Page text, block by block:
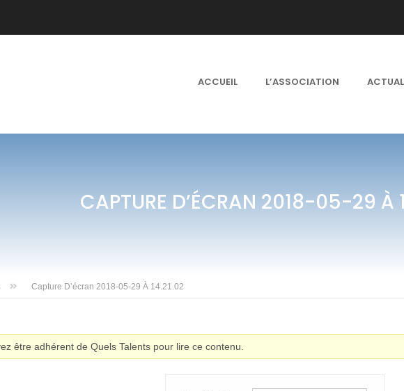
ACCUEIL L’ASSOCIATION
CAPTURE D’ÉCRAN 2018-05-29 À
Capture D’écran 2018-05-29 À 14.21.02
être adhérent de Quels Talents pour lire ce contenu.